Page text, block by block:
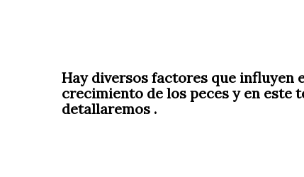
Hay diversos factores que influyen
crecimiento de los peces y en este
detallaremos .